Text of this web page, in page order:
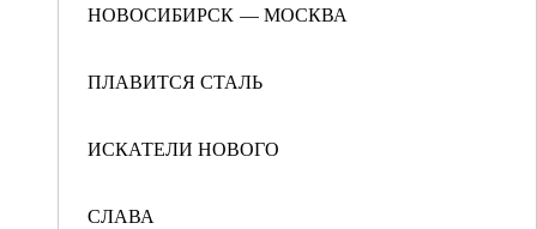
НОВОСИБИРСК — МОСКВА
ПЛАВИТСЯ СТАЛЬ
ИСКАТЕЛИ НОВОГО
СЛАВА